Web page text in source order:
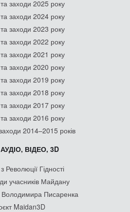
заходи 2025 року
заходи 2024 року
заходи 2023 року
заходи 2022 року
заходи 2021 року
заходи 2020 року
заходи 2019 року
заходи 2018 року
заходи 2017 року
заходи 2016 року
2014–2015 років
ВІДЕО, 3D
Революції Гідності
учасників Майдану
Писаренка
Maidan3D